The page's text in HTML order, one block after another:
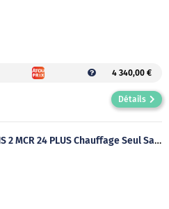
4 340,00 €
Détails
Chaudière Murale Gaz VIVADENS 2 MCR 24 PLUS Chauffage Seul Sans Ventouse